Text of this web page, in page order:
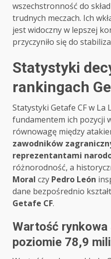
wszechstronność do
trudnych meczach. Ich
jest widoczny w lepszej
przyczyniło się do
Statystyki
rankingach
Statystyki Getafe CF w La
fundamentem ich pozycji
równowagę między
zawodników
reprezentantami
różnorodność, a
Moral czy Pedro León
dane bezpośrednio
Getafe CF.
Wartość rynkowa
poziomie 78,9